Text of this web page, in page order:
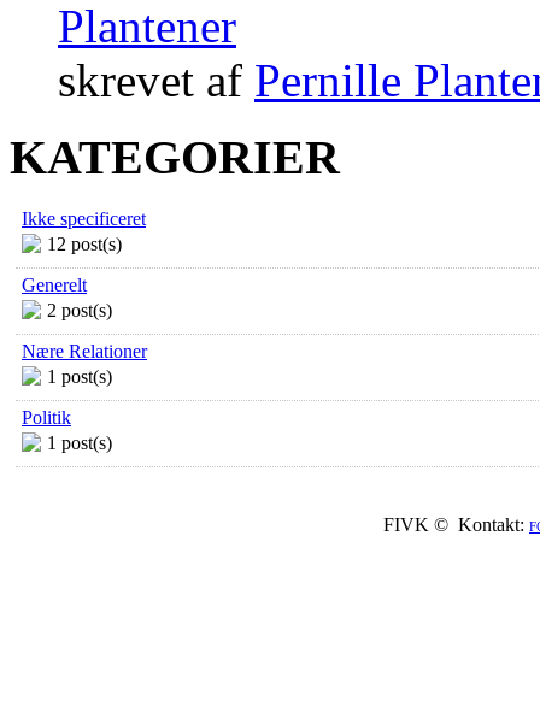
skrevet af Pernille
KATEGORIER
Ikke specificeret
12 post(s)
Generelt
2 post(s)
Nære Relationer
1 post(s)
Politik
1 post(s)
FIVK © Kontakt: